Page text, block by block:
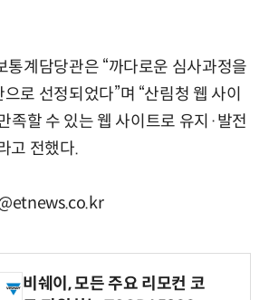
통계담당관은 “까다로운 심사과정을
로 선정되었다”며 “산림청 웹 사이
족할 수 있는 웹 사이트로 유지·발전
고 전했다.
비쉐이, 모든 주요 리모컨 코